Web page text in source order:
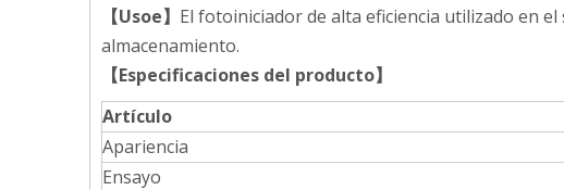
【Usoe】 El fotoiniciador de alta eficiencia utilizado en
almacenamiento.
【Especificaciones del producto】
Artículo
Apariencia
Ensayo